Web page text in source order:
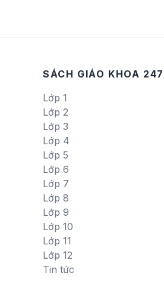
SÁCH GIÁO KHOA 247
Lớp 1
Lớp 2
Lớp 3
Lớp 4
Lớp 5
Lớp 6
Lớp 7
Lớp 8
Lớp 9
Lớp 10
Lớp 11
Lớp 12
Tin tức